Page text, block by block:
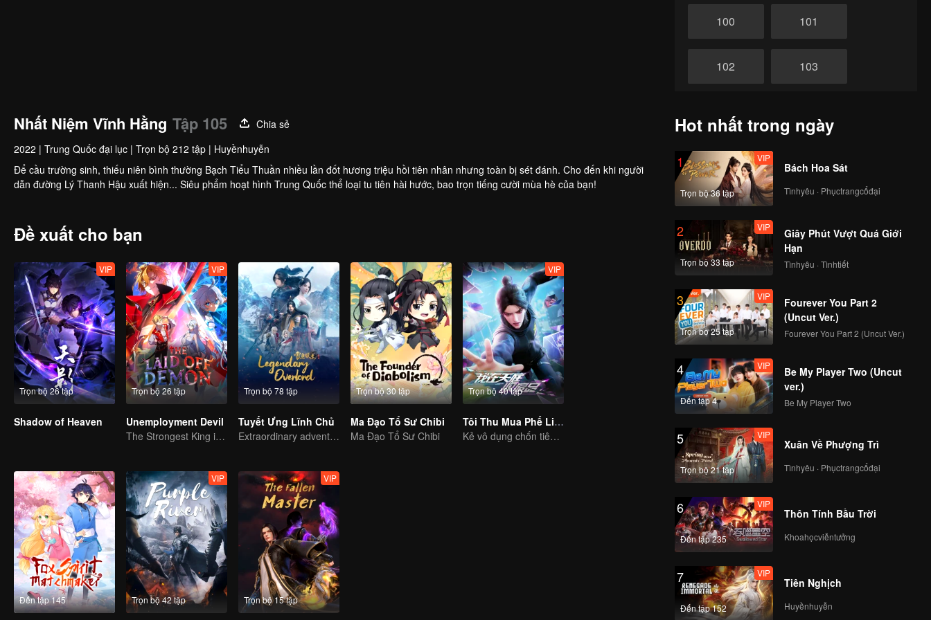
100 101
102 103
106
108 109
110 111
112
114 115
116 117
118
120
Nhất Niệm Vĩnh Hằng Tập 105
Chia sẻ
2022 | Trung Quốc đại lục | Trọn bộ 212 tập | Huyềnhuyễn
Để cầu trường sinh, thiếu niên bình thường Bạch Tiểu Thuần nhiều lần đốt hương triệu hồi tiên nhân nhưng toàn bị sét đánh. Cho đến khi người
dẫn đường Lý Thanh Hậu xuất hiện... Siêu phẩm hoạt hình Trung Quốc thể loại tu tiên hài hước, bao trọn tiếng cười mùa hè của bạn!
Đề xuất cho bạn
Trọn bộ 26 tập
VIP
Shadow of Heaven
Trọn bộ 26 tập
VIP
Unemployment Devil
The Strongest King in the Demon World Suddenly Gets Laid Off?
Trọn bộ 78 tập
Tuyết Ưng Lĩnh Chủ
Extraordinary adventure, a teenager reborn from adversity.
Trọn bộ 30 tập
Ma Đạo Tổ Sư Chibi
Ma Đạo Tổ Sư Chibi
Trọn bộ 40 tập
VIP
Tôi Thu Mua Phế Liệu Ở Thiên Đình
Kẻ vô dụng chốn tiên giới trảm yêu trừ ma
Đến tập 145 Trọn bộ 42 tập
VIP
Trọn bộ 15 tập
VIP
Hot nhất trong ngày
1
Trọn bộ 36 tập
VIP
Bách Hoa Sát
Tìnhyêu · Phụctrangcổđại
2
Trọn bộ 33 tập
VIP
Giây Phút Vượt Quá Giới
Hạn
Tìnhyêu · Tìnhtiết
3
Trọn bộ 25 tập
VIP
Fourever You Part 2
(Uncut Ver.)
Fourever You Part 2 (Uncut Ver.)
4
Đến tập 4
VIP
Be My Player Two (Uncut
ver.)
Be My Player Two
5
Trọn bộ 21 tập
VIP
Xuân Về Phượng Trì
Tìnhyêu · Phụctrangcổđại
6
Đến tập 235
VIP
Thôn Tính Bầu Trời
Khoahọcviễntưởng
7
Đến tập 152
VIP
Tiên Nghịch
Huyềnhuyễn